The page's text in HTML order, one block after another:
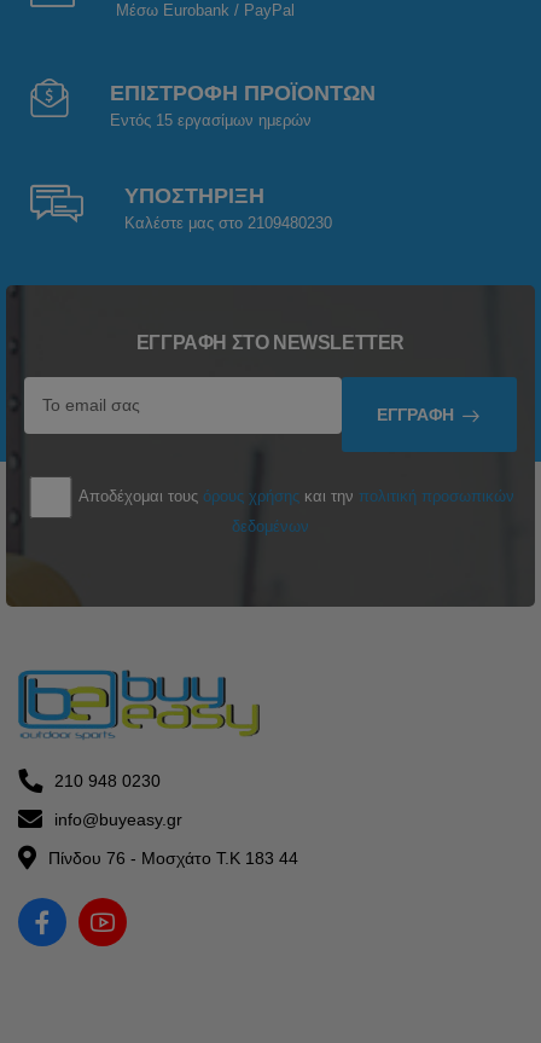
Μέσω Eurobank / PayPal
ΕΠΙΣΤΡΟΦΗ ΠΡΟΪΟΝΤΩΝ
Εντός 15 εργασίμων ημερών
ΥΠΟΣΤΗΡΙΞΗ
Καλέστε μας στο 2109480230
ΕΓΓΡΑΦΉ ΣΤΟ NEWSLETTER
ΕΓΓΡΑΦΉ
Αποδέχομαι τους όρους χρήσης και την πολιτική προσωπικών
δεδομένων
210 948 0230
info@buyeasy.gr
Πίνδου 76 - Μοσχάτο Τ.Κ 183 44